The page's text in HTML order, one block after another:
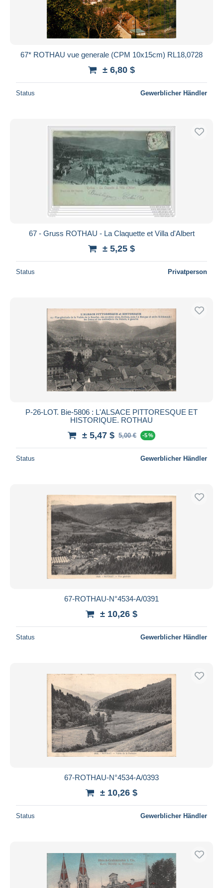
67* ROTHAU vue generale (CPM 10x15cm) RL18,0728
± 6,80 $
Status Gewerblicher Händler
67 - Gruss ROTHAU - La Claquette et Villa d'Albert
± 5,25 $
Status Privatperson
P-26-LOT. Bie-5806 : L'ALSACE PITTORESQUE ET
HISTORIQUE. ROTHAU
± 5,47 $ 5,00 € -5 %
Status Gewerblicher Händler
67-ROTHAU-N°4534-A/0391
± 10,26 $
Status Gewerblicher Händler
67-ROTHAU-N°4534-A/0393
± 10,26 $
Status Gewerblicher Händler